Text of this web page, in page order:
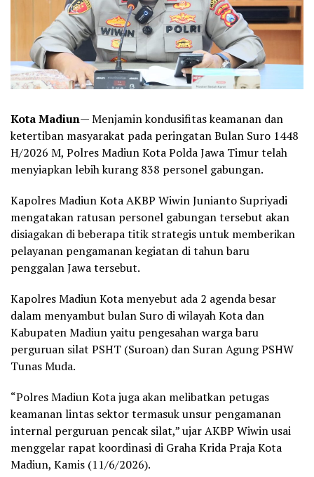
Kota Madiun— Menjamin kondusifitas keamanan dan
ketertiban masyarakat pada peringatan Bulan Suro 1448
H/2026 M, Polres Madiun Kota Polda Jawa Timur telah
menyiapkan lebih kurang 838 personel gabungan.
Kapolres Madiun Kota AKBP Wiwin Junianto Supriyadi
mengatakan ratusan personel gabungan tersebut akan
disiagakan di beberapa titik strategis untuk memberikan
pelayanan pengamanan kegiatan di tahun baru
penggalan Jawa tersebut.
Kapolres Madiun Kota menyebut ada 2 agenda besar
dalam menyambut bulan Suro di wilayah Kota dan
Kabupaten Madiun yaitu pengesahan warga baru
perguruan silat PSHT (Suroan) dan Suran Agung PSHW
Tunas Muda.
“Polres Madiun Kota juga akan melibatkan petugas
keamanan lintas sektor termasuk unsur pengamanan
internal perguruan pencak silat,” ujar AKBP Wiwin usai
menggelar rapat koordinasi di Graha Krida Praja Kota
Madiun, Kamis (11/6/2026).